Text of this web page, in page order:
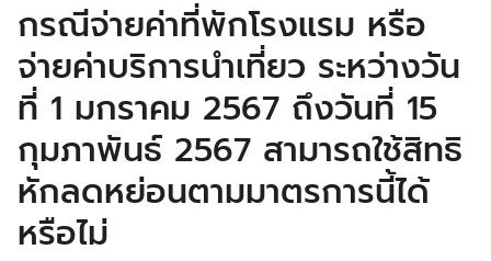
กรณีจ่ายค่าที่พักโรงแรม หรือ
จ่ายค่าบริการนำเที่ยว ระหว่างวัน
ที่ 1 มกราคม 2567 ถึงวันที่ 15
กุมภาพันธ์ 2567 สามารถใช้สิทธิ
หักลดหย่อนตามมาตรการนี้ได้
หรือไม่